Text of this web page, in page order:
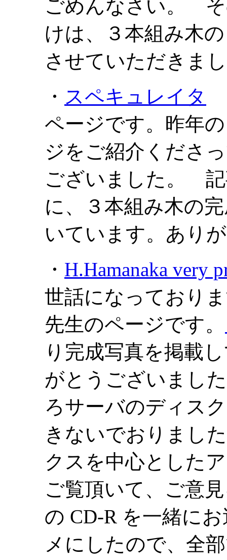
ごめんなさい。 そ
けは、３本組み木
させていただきま
・ スペキュレイタ
ページです。昨年
ジをご紹介くださ
ございました。 記
に、３本組み木の
いています。あり
・ H.Hamanaka very
世話になっており
先生のページです。
り完成写真を掲載
がとうございまし
ろサーバのディス
きないでおりまし
クスを中心とした
ご覧頂いて、ご意
の CD-R を一緒に
メにしたので、全